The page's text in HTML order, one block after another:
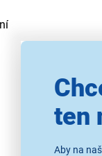
ten
Aby na